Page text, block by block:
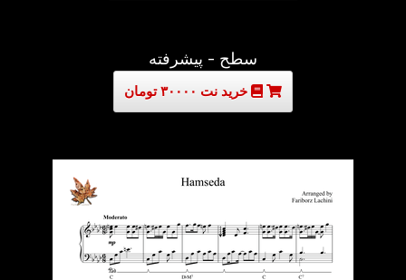
سطح - پیشرفته
خرید نت ۳۰۰۰۰ تومان